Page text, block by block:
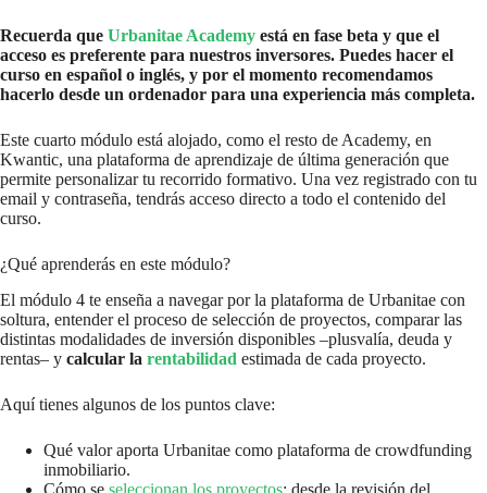
Recuerda que Urbanitae Academy está en fase beta y que el
acceso es preferente para nuestros inversores. Puedes hacer el
curso en español o inglés, y por el momento recomendamos
hacerlo desde un ordenador para una experiencia más completa.
Este cuarto módulo está alojado, como el resto de Academy, en
Kwantic, una plataforma de aprendizaje de última generación que
permite personalizar tu recorrido formativo. Una vez registrado con tu
email y contraseña, tendrás acceso directo a todo el contenido del
curso.
¿Qué aprenderás en este módulo?
El módulo 4 te enseña a navegar por la plataforma de Urbanitae con
soltura, entender el proceso de selección de proyectos, comparar las
distintas modalidades de inversión disponibles –plusvalía, deuda y
rentas– y calcular la rentabilidad estimada de cada proyecto.
Aquí tienes algunos de los puntos clave:
Qué valor aporta Urbanitae como plataforma de crowdfunding
inmobiliario.
Cómo se seleccionan los proyectos: desde la revisión del